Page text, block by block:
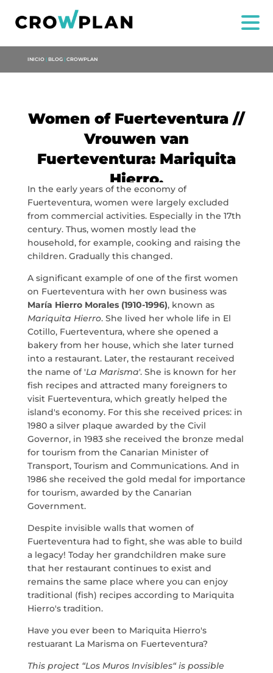
NOI
SERVIZI
PROGETTI
MARIA ANCHIETA
BLOG
SPAZIO CULTURALE EL TANQUE
CONTATTO
LA NEUROLITERATURA ENTRA
EN NUESTROS OBJETIVOS
diDulce Xerach
922 28 00 28
INICIO | BLOG | CROWPLAN
Women of Fuerteventura //
Vrouwen van
Fuerteventura: Mariquita
Hierro.
In the early years of the economy of
Fuerteventura, women were largely excluded
from commercial activities. Especially in the 17th
century. Thus, women mostly lead the
household, for example, cooking and raising the
children. Gradually this changed.
A significant example of one of the first women
on Fuerteventura with her own business was
María Hierro Morales (1910-1996), known as
Mariquita Hierro. She lived her whole life in El
Cotillo, Fuerteventura, where she opened a
bakery from her house, which she later turned
into a restaurant. Later, the restaurant received
the name of 'La Marisma'. She is known for her
fish recipes and attracted many foreigners to
visit Fuerteventura, which greatly helped the
island's economy. For this she received prices: in
1980 a silver plaque awarded by the Civil
Governor, in 1983 she received the bronze medal
for tourism from the Canarian Minister of
Transport, Tourism and Communications. And in
1986 she received the gold medal for importance
for tourism, awarded by the Canarian
Government.
Despite invisible walls that women of
Fuerteventura had to fight, she was able to build
a legacy! Today her grandchildren make sure
that her restaurant continues to exist and
remains the same place where you can enjoy
traditional (fish) recipes according to Mariquita
Hierro's tradition.
Have you ever been to Mariquita Hierro's
restuarant La Marisma on Fuerteventura?
This project “Los Muros Invisibles“ is possible